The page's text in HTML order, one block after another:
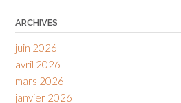
ARCHIVES
juin 2026
avril 2026
mars 2026
janvier 2026